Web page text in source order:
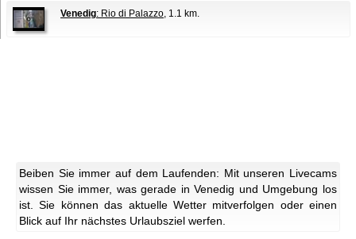
Venedig: Rio di Palazzo, 1.1 km.
Beiben Sie immer auf dem Laufenden: Mit unseren Livecams
wissen Sie immer, was gerade in Venedig und Umgebung los
ist. Sie können das aktuelle Wetter mitverfolgen oder einen
Blick auf Ihr nächstes Urlaubsziel werfen.